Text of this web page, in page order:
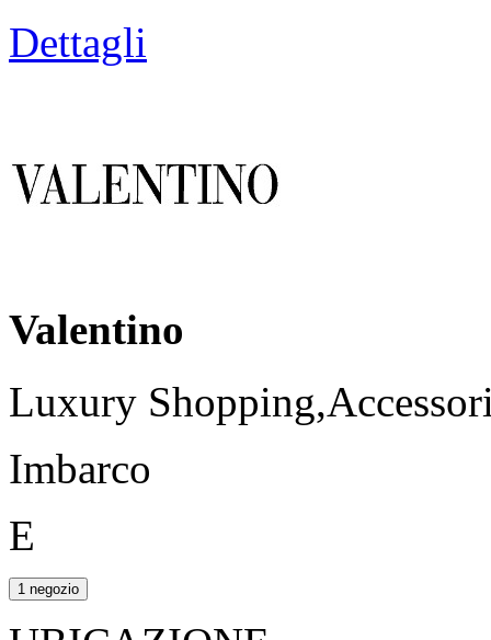
Dettagli
Valentino
Luxury
Imbarco
E
1 negozio